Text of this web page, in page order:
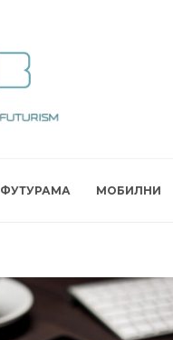
ФУТУРАМА МОБИЛНИ